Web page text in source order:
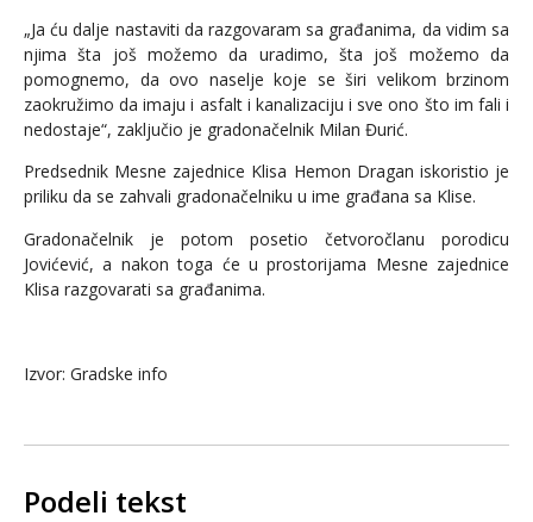
„Ja ću dalje nastaviti da razgovaram sa građanima, da vidim sa
njima šta još možemo da uradimo, šta još možemo da
pomognemo, da ovo naselje koje se širi velikom brzinom
zaokružimo da imaju i asfalt i kanalizaciju i sve ono što im fali i
nedostaje“, zaključio je gradonačelnik Milan Đurić.
Predsednik Mesne zajednice Klisa Hemon Dragan iskoristio je
priliku da se zahvali gradonačelniku u ime građana sa Klise.
Gradonačelnik je potom posetio četvoročlanu porodicu
Jovićević, a nakon toga će u prostorijama Mesne zajednice
Klisa razgovarati sa građanima.
Izvor: Gradske info
Podeli tekst